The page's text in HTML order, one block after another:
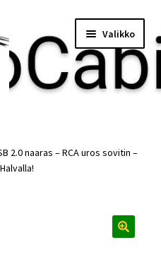
Valikko
2.0 naaras – RCA uros sovitin –